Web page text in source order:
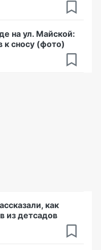
на ул. Майской:
к сносу (фото)
как
из детсадов